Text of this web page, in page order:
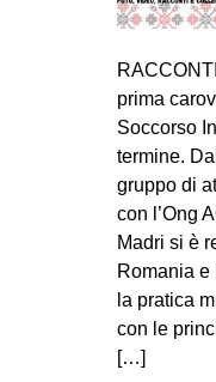
prima
Soccorso
termine.
gruppo di
con l’Ong
Madri si è
Romania e
la pratica
con le
[…]